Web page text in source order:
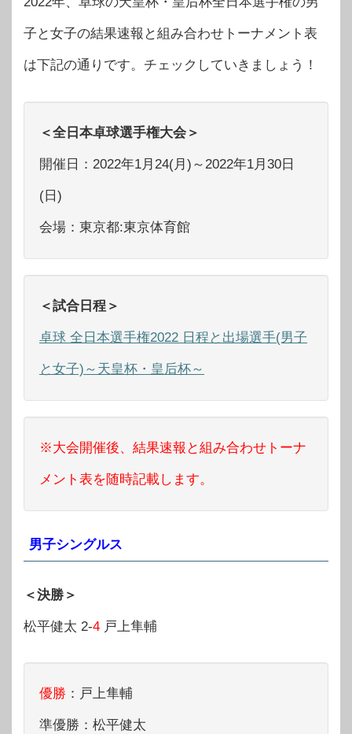
子と女子の結果速報と組み合わせトーナメント表
は下記の通りです。チェックしていきましょう！
＜全日本卓球選手権大会＞
開催日：2022年1月24(月)～2022年1月30日
(日)
会場：東京都:東京体育館
＜試合日程＞
卓球 全日本選手権2022 日程と出場選手(男子
と女子)～天皇杯・皇后杯～
※大会開催後、結果速報と組み合わせトーナ
メント表を随時記載します。
男子シングルス
＜決勝＞
松平健太 2-4 戸上隼輔
優勝 ：戸上隼輔
準優勝：松平健太